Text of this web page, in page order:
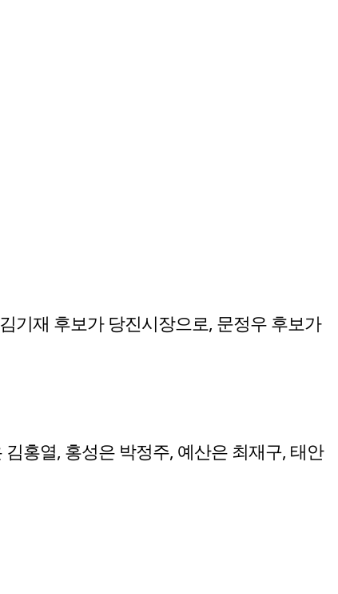
기재 후보가 당진시장으로, 문정우 후보가
홍열, 홍성은 박정주, 예산은 최재구, 태안